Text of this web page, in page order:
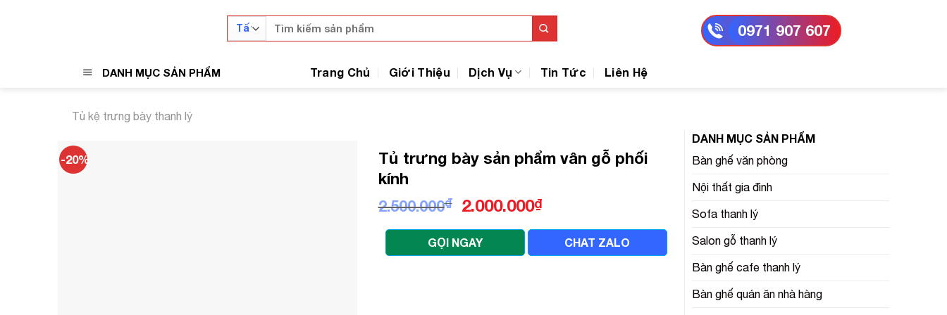
Tìm
kiếm:
0971 907 607
DANH MỤC SẢN PHẨM Trang Chủ Giới Thiệu Dịch Vụ Tin Tức Liên Hệ
Tủ kệ trưng bày thanh lý
DANH MỤC SẢN PHẨM
Bàn ghế văn phòng
Nội thất gia đình
Sofa thanh lý
Salon gỗ thanh lý
Bàn ghế cafe thanh lý
Bàn ghế quán ăn nhà hàng
-20%
Tủ trưng bày sản phẩm vân gỗ phối
kính
2.500.000₫
Giá
là:
2.500.000₫.
2.000.000₫Giá
là:
GỌI NGAY CHAT ZALO